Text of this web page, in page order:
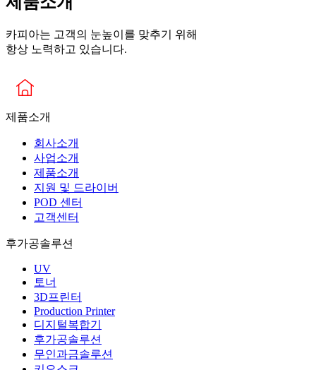
카피아는 고객의 눈높이를 맞추기 위해
항상 노력하고 있습니다.
제품소개
회사소개
사업소개
제품소개
지원 및 드라이버
POD 센터
고객센터
후가공솔루션
UV
토너
3D프린터
Production Printer
디지털복합기
후가공솔루션
무인과금솔루션